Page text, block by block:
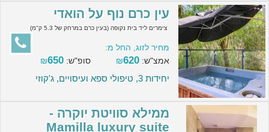
עין כרם נוף על הואדי
צימרים ליד בית נקופה (בעין כרם במרחק של 5.3 ק"מ)
מחיר לזוג, החל מ:
אמצ"ש:
₪620 סופ"ש: ₪650
יחידות 3, טיפולי ספא ועיסויים, ג'קוזי
ממילא סוויטת יוקרה -
Mamilla luxury suite